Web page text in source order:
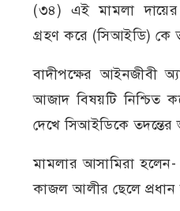
(৩৪) এই মামলা
গ্রহণ করে (সিআইডি) কে
বাদীপক্ষের আইনজীবী
আজাদ বিষয়টি নিশ্চিত
দেখে সিআইডিকে
মামলার আসামিরা হলেন-
কাজল আলীর ছেলে প্রধান